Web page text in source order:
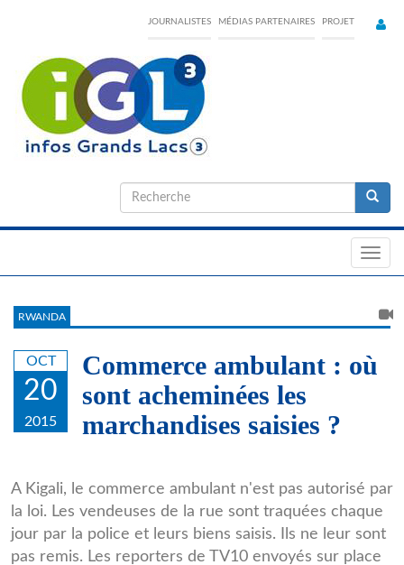
content
JOURNALISTES MÉDIAS PARTENAIRES PROJET
Formulaire
de
RWANDA
OCT
20
2015
Commerce ambulant : où
sont acheminées les
marchandises saisies ?
commerce_ambulant.png
A Kigali, le commerce ambulant n'est pas autorisé par
la loi. Les vendeuses de la rue sont traquées chaque
jour par la police et leurs biens saisis. Ils ne leur sont
pas remis. Les reporters de TV10 envoyés sur place